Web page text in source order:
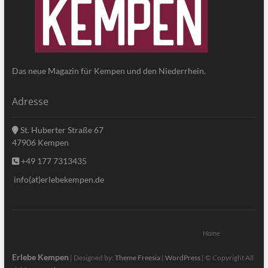
Das neue Magazin für Kempen und den Niederrhein.
Adresse
St. Huberter Straße 67
47906 Kempen
+49 177 7313435
info(at)erlebekempen.de
Home
Erlebe Kempen | Designed by: Theme Freesia| WordPress| © Copyright All